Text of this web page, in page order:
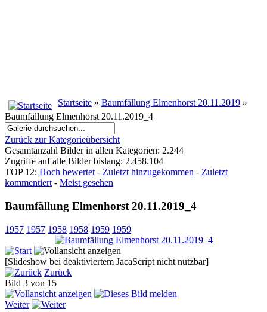
Startseite » Baumfällung Elmenhorst 20.11.2019 »
Baumfällung Elmenhorst 20.11.2019_4
Zurück zur Kategorieübersicht
Gesamtanzahl Bilder in allen Kategorien: 2.244
Zugriffe auf alle Bilder bislang: 2.458.104
TOP 12: Hoch bewertet - Zuletzt hinzugekommen - Zuletzt
kommentiert - Meist gesehen
Baumfällung Elmenhorst 20.11.2019_4
1957 1957 1958 1958 1959 1959
[Slideshow bei deaktiviertem JacaScript nicht nutzbar]
Zurück
Bild 3 von 15
Weiter